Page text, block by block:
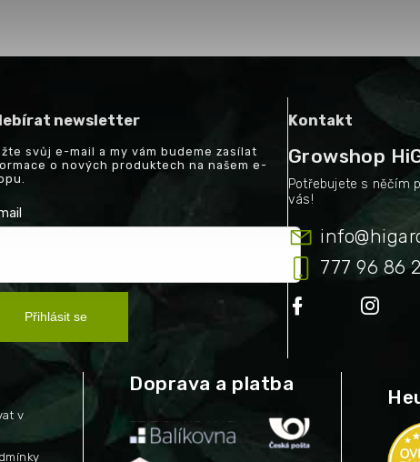
newsletter
svůj e-mail a my vám budeme zasílat
o nových produktech na našem e-
Přihlásit se
Kontakt
Growshop
info@
777 96 86
v
Doprava a platba